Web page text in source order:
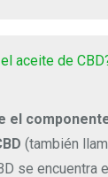
aceite de
el
(también
se encuentra